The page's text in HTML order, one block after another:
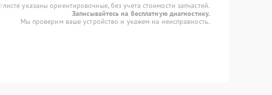
указаны ориентировочные, без учета стоимости запчастей.
Записывайтесь на бесплатную диагностику.
Мы проверим ваше устройство и укажем на неисправность.